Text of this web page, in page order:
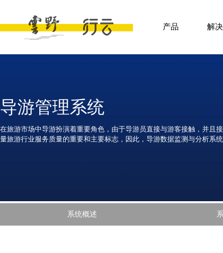
产品 解
导游管理系统
在旅游市场中导游扮演着重要角色，由于导游员直接与游客接触，并且
量旅游行业服务质量的重要和主要标志，因此，导游数据监测与分析系
系统概述